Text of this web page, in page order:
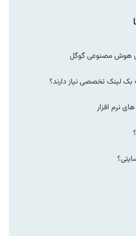
هوش مصنوعی گوگل
لینک تخصصی نیاز دارند؟
نرم افزار